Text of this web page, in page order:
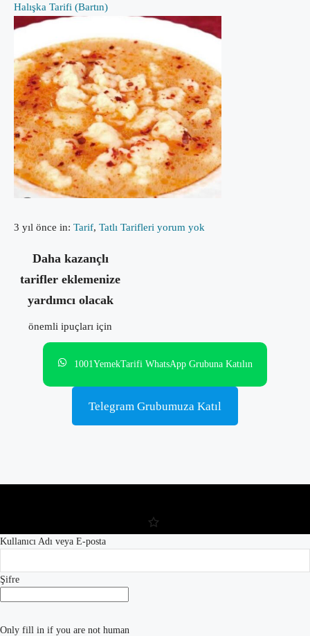
Halışka Tarifi (Bartın)
3 yıl önce in: Tarif, Tatlı Tarifleri yorum yok
Daha kazançlı
tarifler eklemenize
yardımcı olacak
önemli ipuçları için
1001YemekTarifi WhatsApp Grubuna Katılın
Telegram Grubumuza Katıl
Kullanıcı Adı veya E-posta
Şifre
Only fill in if you are not human